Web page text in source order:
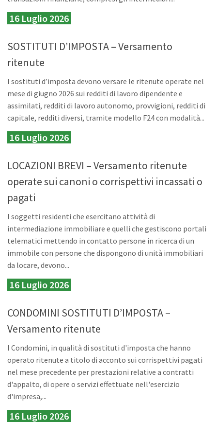
16 Luglio 2026
SOSTITUTI D’IMPOSTA – Versamento
ritenute
I sostituti d’imposta devono versare le ritenute operate nel
mese di giugno 2026 sui redditi di lavoro dipendente e
assimilati, redditi di lavoro autonomo, provvigioni, redditi di
capitale, redditi diversi, tramite modello F24 con modalità...
16 Luglio 2026
LOCAZIONI BREVI – Versamento ritenute
operate sui canoni o corrispettivi incassati o
pagati
I soggetti residenti che esercitano attività di
intermediazione immobiliare e quelli che gestiscono portali
telematici mettendo in contatto persone in ricerca di un
immobile con persone che dispongono di unità immobiliari
da locare, devono...
16 Luglio 2026
CONDOMINI SOSTITUTI D’IMPOSTA –
Versamento ritenute
I Condomini, in qualità di sostituti d'imposta che hanno
operato ritenute a titolo di acconto sui corrispettivi pagati
nel mese precedente per prestazioni relative a contratti
d'appalto, di opere o servizi effettuate nell'esercizio
d'impresa,...
16 Luglio 2026